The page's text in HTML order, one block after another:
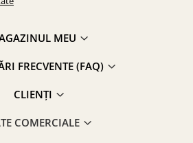
MEU
FRECVENTE (FAQ)
CLIENȚI
COMERCIALE